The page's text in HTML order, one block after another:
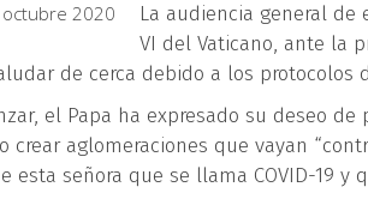
La audiencia general
VI del Vaticano, ante la
de cerca debido a los protocolos
el Papa ha expresado su deseo
crear aglomeraciones que vayan
esta señora que se llama COVID-19 y